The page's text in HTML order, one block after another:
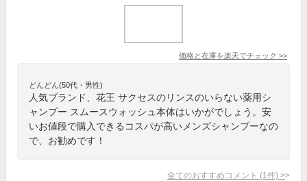
価格と在庫を楽天でチェック >>
どんどん(50代・男性)
人気ブランド、花王 サクセスのリンスのいらない薬用シ
ャンプー スムースウォッシュ本体はいかがでしょう。安
いお値段で購入できるコスパが高いメンズシャンプーなの
で、お勧めです！
全てのおすすめコメント (1 件) >